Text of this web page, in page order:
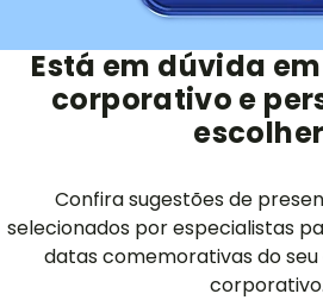
Está em dúvida
corporativo e
Confira sugestões de
selecionados por especialistas
datas comemorativas do
corporativo.